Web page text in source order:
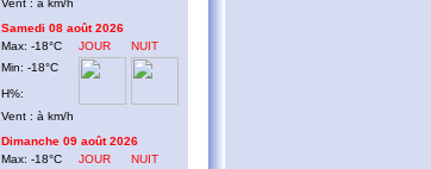
Vent : à km/h
Samedi 08 août 2026
Max: -18°C
JOUR
NUIT
Min: -18°C
H%:
Vent : à km/h
Dimanche 09 août 2026
Max: -18°C
JOUR NUIT